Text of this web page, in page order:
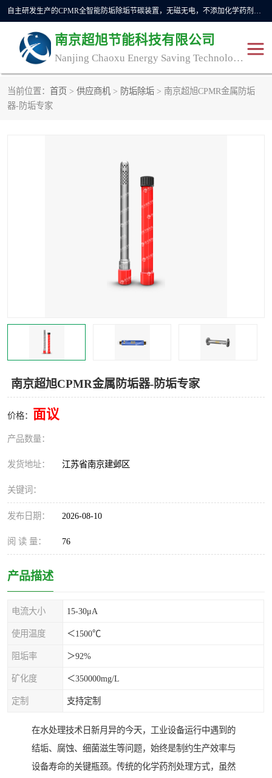
自主研发生产的CPMR全智能防垢除垢节碳装置，无磁无电，不添加化学药剂，*了国内纯物理除垢技术领域空白，其性能处于国际领先水平。广泛应用于石油炼化、钢铁冶炼、电力、煤矿、化工、供暖、压铸、汽车制造、涉水家电等行业。
南京超旭节能科技有限公司
Nanjing Chaoxu Energy Saving Technology Co., Ltd
当前位置： 首页 > 供应商机 > 防垢除垢 > 南京超旭CPMR金属防垢
器-防垢专家
南京超旭CPMR金属防垢器-防垢专家
价格： 面议
产品数量：
发货地址： 江苏省南京建邺区
关键词：
发布日期： 2026-08-10
阅 读 量： 76
产品描述
电流大小 15-30μA
使用温度 ＜1500℃
阻垢率 ＞92%
矿化度 ＜350000mg/L
定制 支持定制
在水处理技术日新月异的今天，工业设备运行中遇到的
结垢、腐蚀、细菌滋生等问题，始终是制约生产效率与
设备寿命的关键瓶颈。传统的化学药剂处理方式，虽然
CPMR
锅炉除垢
CPMR商用防垢器/家用防
垢器
清碳燃油催化器